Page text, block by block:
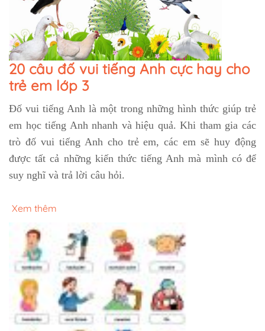
20 câu đố vui tiếng Anh cực hay cho
trẻ em lớp 3
Đố vui tiếng Anh là một trong những hình thức giúp trẻ
em học tiếng Anh nhanh và hiệu quả. Khi tham gia các
trò đố vui tiếng Anh cho trẻ em, các em sẽ huy động
được tất cả những kiến thức tiếng Anh mà mình có để
suy nghĩ và trả lời câu hỏi.
Xem thêm